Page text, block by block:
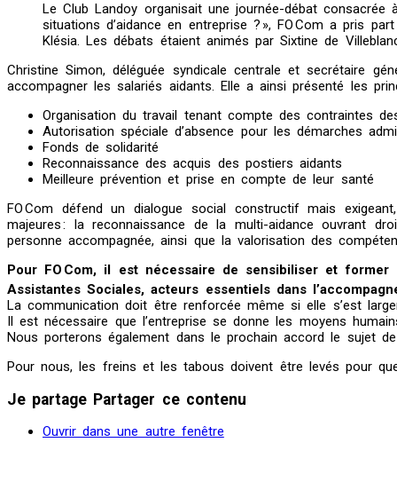
Le Club Landoy organisait une journée-débat
situations d’aidance en entreprise ? », FO Com a pris
Klésia. Les débats étaient animés par Sixtine de
Christine Simon, déléguée syndicale centrale et secrétaire
accompagner les salariés aidants. Elle a ainsi présenté les
Organisation du travail tenant compte des contraintes
Autorisation spéciale d’absence pour les démarches
Fonds de solidarité
Reconnaissance des acquis des postiers aidants
Meilleure prévention et prise en compte de leur santé
FO Com défend un dialogue social constructif mais
majeures : la reconnaissance de la multi-aidance ouvrant
personne accompagnée, ainsi que la valorisation des
Pour FO Com, il est nécessaire de sensibiliser et
Assistantes Sociales, acteurs essentiels dans
La communication doit être renforcée même si elle s’est
Il est nécessaire que l’entreprise se donne les moyens
Nous porterons également dans le prochain accord le sujet
Pour nous, les freins et les tabous doivent être levés pour
Je partage Partager ce contenu
Ouvrir dans une autre fenêtre